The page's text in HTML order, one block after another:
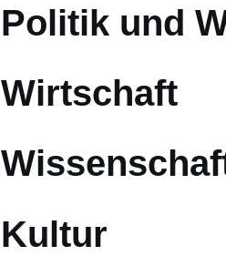
Politik und
Wirtschaft
Kultur